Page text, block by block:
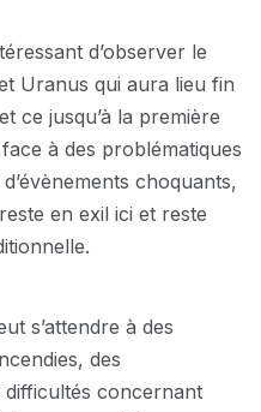
d’observer le
Uranus qui aura lieu fin
ce jusqu’à la première
à des problématiques
choquants,
en exil ici et reste
s’attendre à des
des
concernant